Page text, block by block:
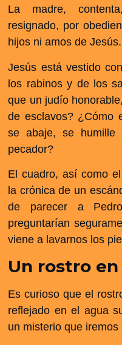
La madre,
resignado, por
hijos ni amos de Jesús.
Jesús está vestido
los rabinos y de los
que un judío
de esclavos? ¿Cómo
se abaje, se
pecador?
El cuadro, así como
la crónica de un
de parecer a
preguntarían
viene a lavarnos los
Un rostro
Es curioso que el
reflejado en el agua
un misterio que